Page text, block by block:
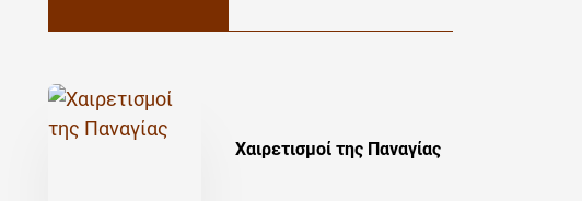
Χαιρετισμοί της Παναγίας